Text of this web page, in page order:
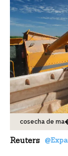
cosecha de
Reuters